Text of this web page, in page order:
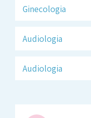
Ginecologia
Audiologia
Audiologia